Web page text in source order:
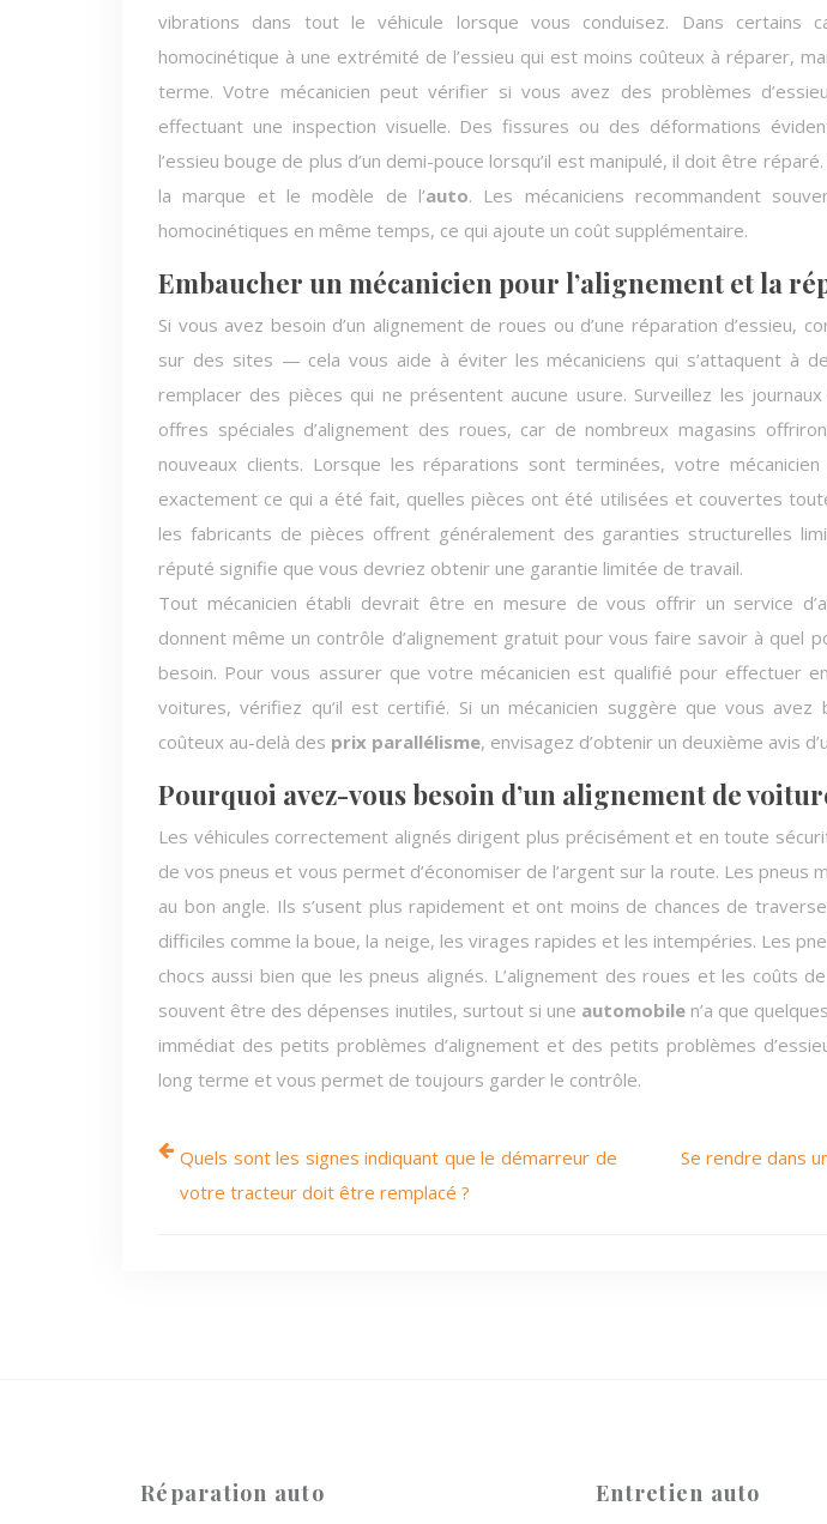
vibrations dans tout le véhicule lorsque vous conduisez. Dans certains
homocinétique à une extrémité de l’essieu qui est moins coûteux à réparer,
terme. Votre mécanicien peut vérifier si vous avez des problèmes
effectuant une inspection visuelle. Des fissures ou des déformations
l’essieu bouge de plus d’un demi-pouce lorsqu’il est manipulé, il doit être
la marque et le modèle de l’auto. Les mécaniciens recommandent
homocinétiques en même temps, ce qui ajoute un coût supplémentaire.
Embaucher un mécanicien pour l’alignement et la
Si vous avez besoin d’un alignement de roues ou d’une réparation d’essieu,
sur des sites — cela vous aide à éviter les mécaniciens qui s’attaquent à
remplacer des pièces qui ne présentent aucune usure. Surveillez les
offres spéciales d’alignement des roues, car de nombreux magasins
nouveaux clients. Lorsque les réparations sont terminées, votre
exactement ce qui a été fait, quelles pièces ont été utilisées et couvertes
les fabricants de pièces offrent généralement des garanties structurelles
réputé signifie que vous devriez obtenir une garantie limitée de travail.
Tout mécanicien établi devrait être en mesure de vous offrir un service
donnent même un contrôle d’alignement gratuit pour vous faire savoir à quel
besoin. Pour vous assurer que votre mécanicien est qualifié pour effectuer
voitures, vérifiez qu’il est certifié. Si un mécanicien suggère que vous avez
coûteux au-delà des prix parallélisme, envisagez d’obtenir un deuxième avis
Pourquoi avez-vous besoin d’un alignement de
Les véhicules correctement alignés dirigent plus précisément et en toute
de vos pneus et vous permet d’économiser de l’argent sur la route. Les pneus
au bon angle. Ils s’usent plus rapidement et ont moins de chances de
difficiles comme la boue, la neige, les virages rapides et les intempéries. Les
chocs aussi bien que les pneus alignés. L’alignement des roues et les coûts
souvent être des dépenses inutiles, surtout si une automobile n’a que
immédiat des petits problèmes d’alignement et des petits problèmes
long terme et vous permet de toujours garder le contrôle.
Quels sont les signes indiquant que le démarreur de
votre tracteur doit être remplacé ?
Se rendre dans
Réparation auto Entretien auto